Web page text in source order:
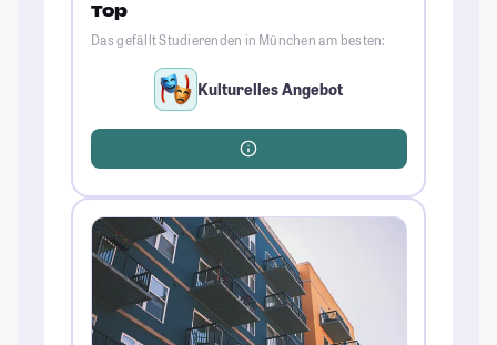
Top
Das gefällt Studierenden in München am besten:
Kulturelles Angebot